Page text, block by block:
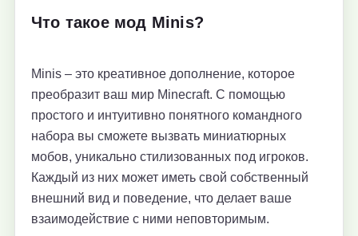
Что такое мод Minis?
Minis – это креативное дополнение, которое
преобразит ваш мир Minecraft. С помощью
простого и интуитивно понятного командного
набора вы сможете вызвать миниатюрных
мобов, уникально стилизованных под игроков.
Каждый из них может иметь свой собственный
внешний вид и поведение, что делает ваше
взаимодействие с ними неповторимым.